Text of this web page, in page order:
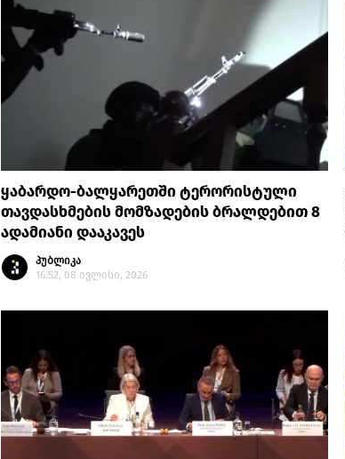
ყაბარდო-ბალყარეთში ტერორისტული
თავდასხმების მომზადების ბრალდებით 8
ადამიანი დააკავეს
პუბლიკა
16:52, 08 ივლისი, 2026